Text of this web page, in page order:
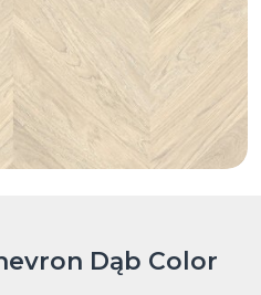
Dąb Color